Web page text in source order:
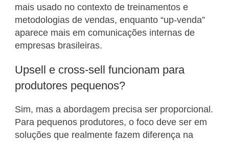
mais usado no contexto de treinamentos e
metodologias de vendas, enquanto “up-venda”
aparece mais em comunicações internas de
empresas brasileiras.
Upsell e cross-sell funcionam para
produtores pequenos?
Sim, mas a abordagem precisa ser proporcional.
Para pequenos produtores, o foco deve ser em
soluções que realmente fazem diferença na